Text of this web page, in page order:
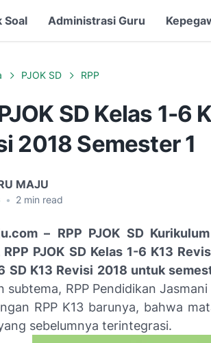
Soal Administrasi Guru
PJOK SD RPP
SD Kelas 1-6
2018 Semester 1
MAJU
• 2 min read
– RPP PJOK SD
PJOK SD Kelas 1-6 K13
SD K13 Revisi 2018 untuk
subtema, RPP Pendidikan
RPP K13 barunya, bahwa
sebelumnya terintegrasi.